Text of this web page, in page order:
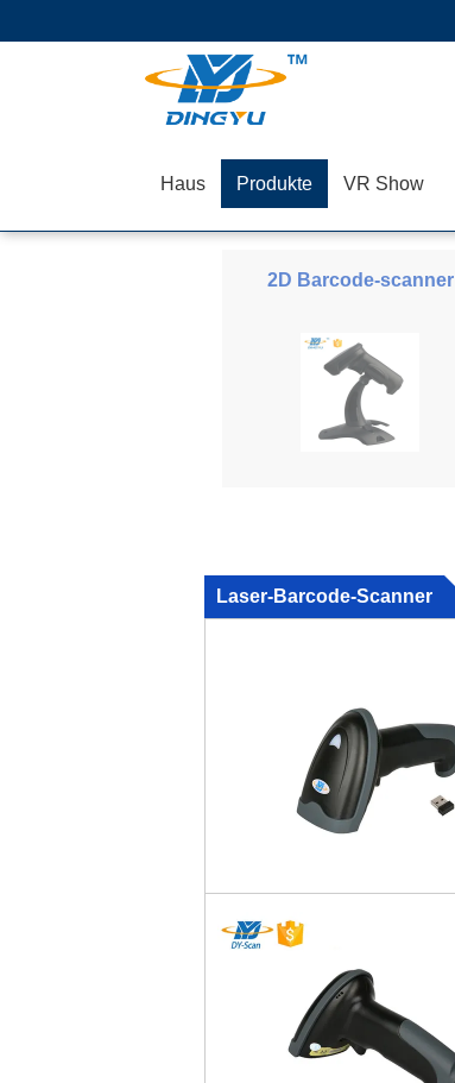
Haus Produkte VR Show
2D Barcode-scanner
Laser-Barcode-Scanner